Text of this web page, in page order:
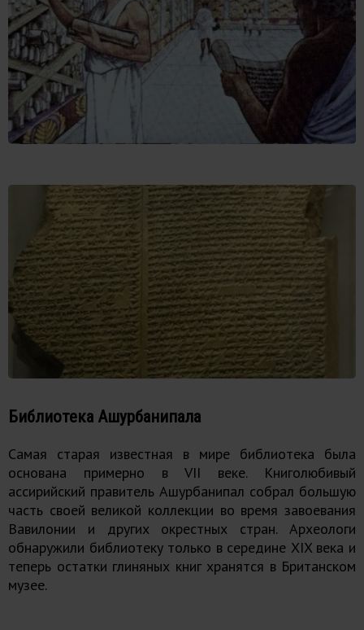
Библиотека Ашурбанипала
Самая старая известная в мире библиотека была
основана примерно в VII веке. Книголюбивый
ассирийский правитель Ашурбанипал собрал большую
часть своей великой коллекции во время завоевания
Вавилонии и других окрестных стран. Археологи
обнаружили библиотеку только в середине XIX века и
теперь остатки глиняных книг хранятся в Британском
музее.